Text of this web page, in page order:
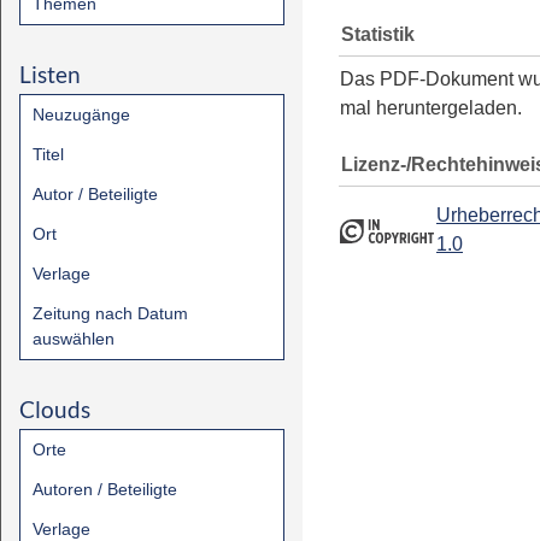
Listen
Neuzugänge
Titel
Autor / Beteiligte
Ort
Verlage
Zeitung nach Datum
auswählen
Clouds
Orte
Autoren / Beteiligte
Verlage
Statistik
Das PDF-Dokument
mal heruntergeladen.
Lizenz-/
1.0